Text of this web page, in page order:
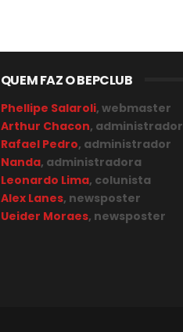
QUEM FAZ O BEPCLUB
Phellipe Salaroli, webmaster
Arthur Chacon, administrador
Rafael Pedro, administrador
Nanda, administradora
Leonardo Lima, colunista
Alex Lanes, newsposter
Ueider Moraes, newsposter